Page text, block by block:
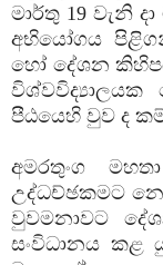
මාර්තු 19 වැනි
අභියෝගය
හෝ දේශන
පීඨයෙහි වුව ද
අමරතුංග
උද්ධච්ඡකමට
වුවමනාවට
සංවිධානය කළ